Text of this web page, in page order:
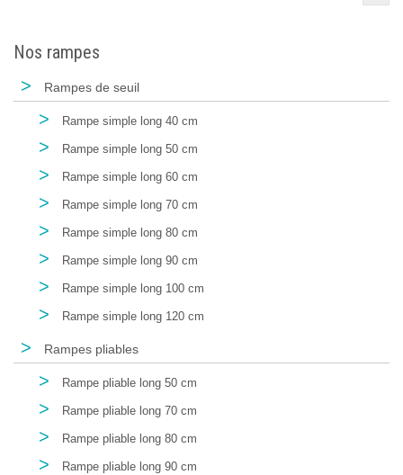
Nos rampes
> Rampes de seuil
> Rampe simple long 40 cm
> Rampe simple long 50 cm
> Rampe simple long 60 cm
> Rampe simple long 70 cm
> Rampe simple long 80 cm
> Rampe simple long 90 cm
> Rampe simple long 100 cm
> Rampe simple long 120 cm
> Rampes pliables
> Rampe pliable long 50 cm
> Rampe pliable long 70 cm
> Rampe pliable long 80 cm
> Rampe pliable long 90 cm